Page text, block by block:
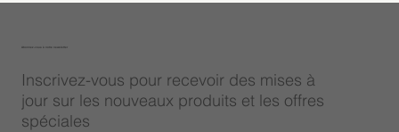
Inscrivez-vous pour recevoir des mises à
jour sur les nouveaux produits et les offres
spéciales
Abonnez-vous à notre newsletter